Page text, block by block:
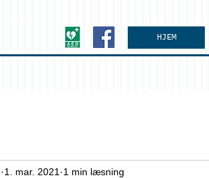
HJEM
1. mar. 2021 1 min læsning